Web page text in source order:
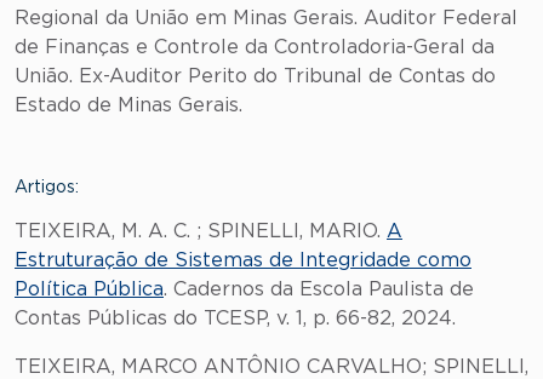
Regional da União em Minas Gerais. Auditor Federal
de Finanças e Controle da Controladoria-Geral da
União. Ex-Auditor Perito do Tribunal de Contas do
Estado de Minas Gerais.
Artigos:
TEIXEIRA, M. A. C. ; SPINELLI, MARIO. A
Estruturação de Sistemas de Integridade como
Política Pública. Cadernos da Escola Paulista de
Contas Públicas do TCESP, v. 1, p. 66-82, 2024.
TEIXEIRA, MARCO ANTÔNIO CARVALHO; SPINELLI,